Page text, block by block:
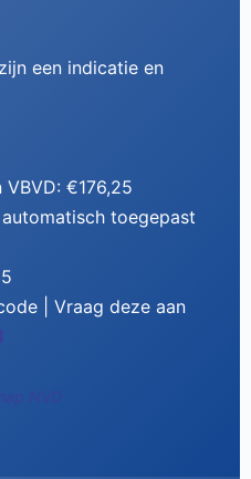
een indicatie en
VBVD: €176,25
toegepast
| Vraag deze aan
NVD